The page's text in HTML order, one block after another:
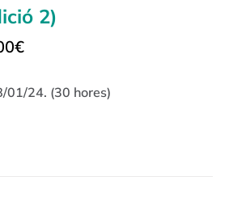
2)
€
01/24. (30 hores)